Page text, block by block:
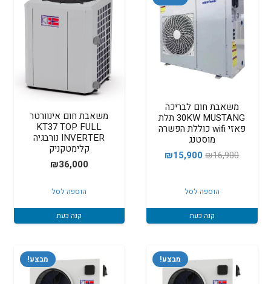
משאבת חום לבריכה
30KW MUSTANG תלת
פאזי wifi כוללת הפשרה
מוסטנג
₪16,900
המחיר
היה:
₪15,900
המחיר
הוספה לסל
קנה כעת
משאבת חום אינוורטר
KT37 TOP FULL
INVERTER נורבגיה
קלימטקניק
₪36,000
הוספה לסל
קנה כעת
מבצע! מבצע!